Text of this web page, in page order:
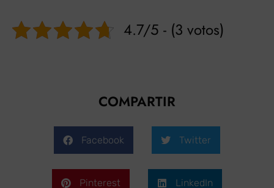
4.7/5 - (3 votos)
COMPARTIR
Facebook Twitter
Pinterest LinkedIn